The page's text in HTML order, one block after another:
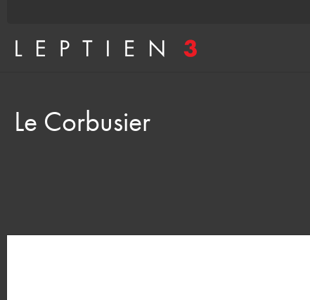
Le Corbusier